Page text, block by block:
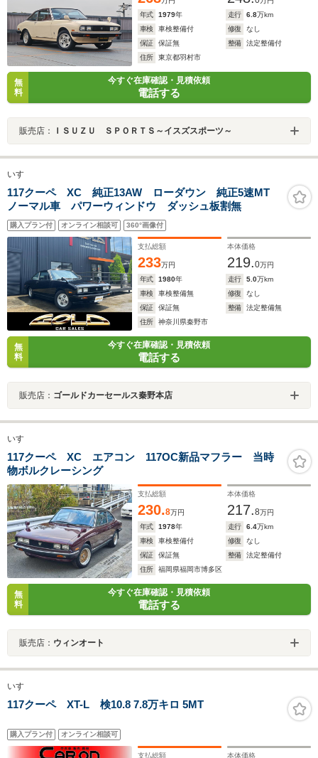
年式
1979年 走行 6.8万km
車検
車検整備付 修復
なし
保証
保証無 整備
法定整備付
住所
東京都羽村市
無
料
今すぐ在庫確認・見積依頼
電話する
販売店： ＩＳＵＺＵ ＳＰＯＲＴＳ～イスズスポーツ～
いすゞ
117クーペ XC 純正13AW ローダウン 純正5速MT
ノーマル車 パワーウィンドウ ダッシュ板割無
購入プラン付 オンライン相談可 360°画像付
支払総額
233万円
本体価格
219.0万円
年式
1980年 走行 5.0万km
車検
車検整備無 修復
なし
保証
保証無 整備
法定整備無
住所
神奈川県秦野市
無
料
今すぐ在庫確認・見積依頼
電話する
販売店： ゴールドカーセールス秦野本店
いすゞ
117クーペ XC エアコン 117OC新品マフラー 当時
物ボルクレーシング
支払総額
230.8万円
本体価格
217.8万円
年式
1978年 走行 6.4万km
車検
車検整備付 修復
なし
保証
保証無 整備
法定整備付
住所
福岡県福岡市博多区
無
料
今すぐ在庫確認・見積依頼
電話する
販売店： ウィンオート
いすゞ
117クーペ XT-L 検10.8 7.8万キロ 5MT
購入プラン付 オンライン相談可
支払総額 本体価格